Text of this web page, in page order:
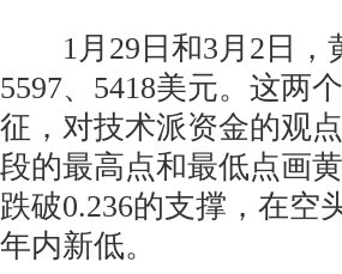
1月29日和3月2日，
5597、5418美元。这两
征，对技术派资金的观
段的最高点和最低点画
跌破0.236的支撑，在空
年内新低。